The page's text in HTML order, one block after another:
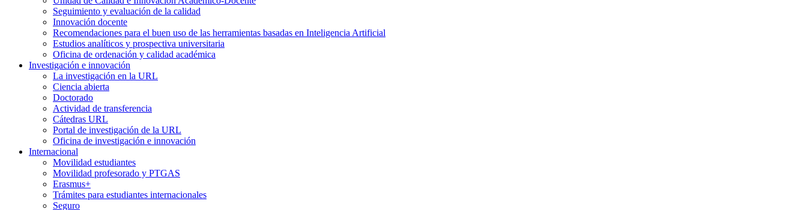
Seguimiento y evaluación de la calidad
Innovación docente
Recomendaciones para el buen uso de las herramientas basadas en Inteligencia Artificial
Estudios analíticos y prospectiva universitaria
Oficina de ordenación y calidad académica
Investigación e innovación
La investigación en la URL
Ciencia abierta
Doctorado
Actividad de transferencia
Cátedras URL
Portal de investigación de la URL
Oficina de investigación e innovación
Internacional
Movilidad estudiantes
Movilidad profesorado y PTGAS
Erasmus+
Trámites para estudiantes internacionales
Seguro